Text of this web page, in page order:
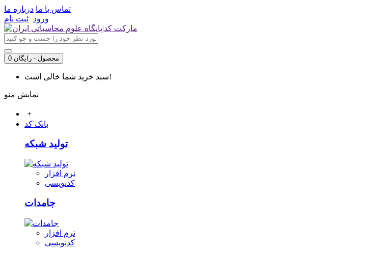
تماس با ما درباره ما
ورود ثبت نام
0 محصول - رایگان
سبد خرید شما خالی است!
نمایش منو
+
بانک کد
تولید شبکه
نرم افزار
کدنویسی
جامدات
نرم افزار
کدنویسی